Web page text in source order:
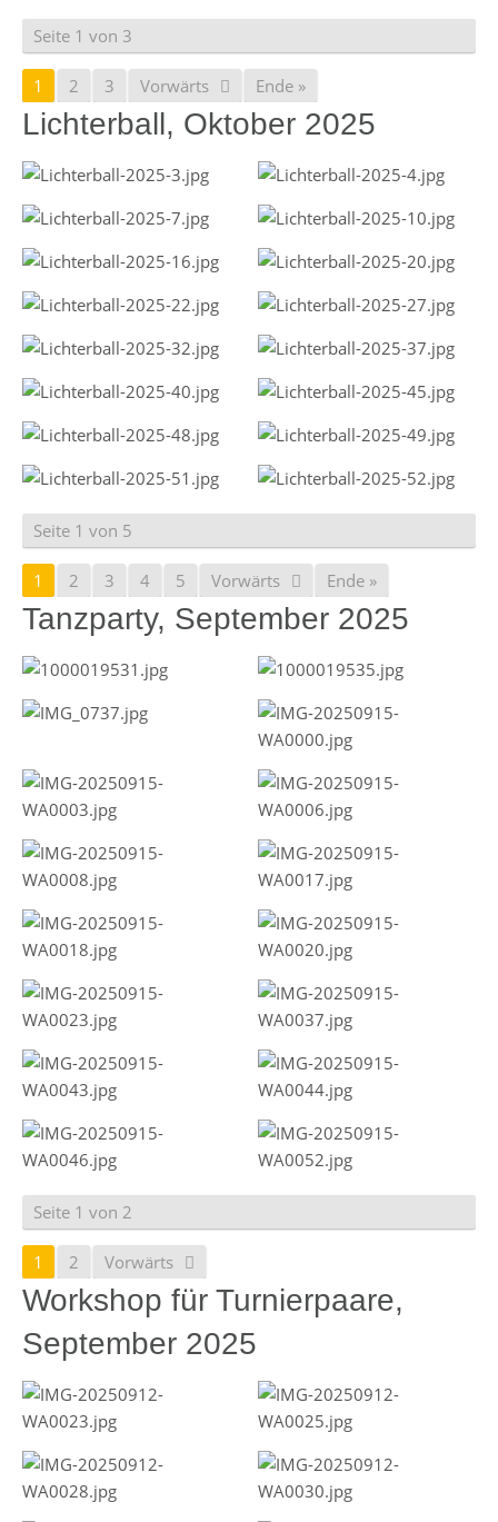
Seite 1 von 3
1 2 3 Vorwärts Ende »
Lichterball, Oktober 2025
Seite 1 von 5
1 2 3 4 5 Vorwärts Ende »
Tanzparty, September 2025
Seite 1 von 2
1 2 Vorwärts
Workshop für Turnierpaare,
September 2025